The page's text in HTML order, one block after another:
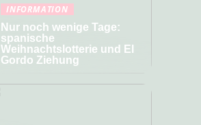
INFORMATION
Nur noch wenige Tage:
spanische
Weihnachtslotterie und El
Gordo Ziehung